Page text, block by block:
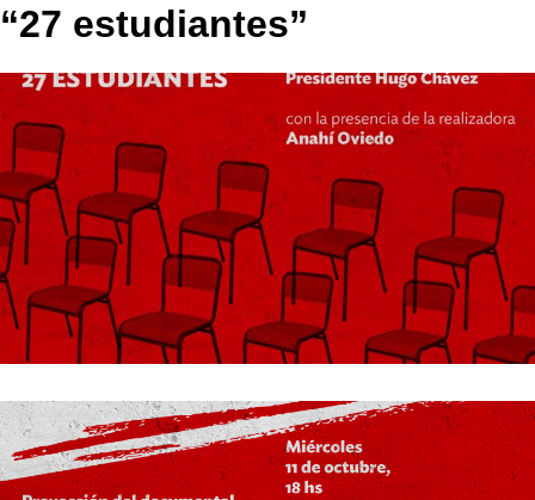
“27 estudiantes”